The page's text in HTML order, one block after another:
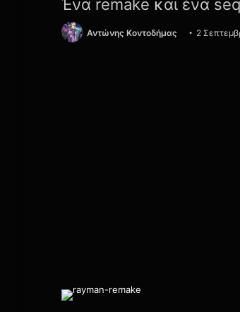
Ένα remake και ένα
Αντώνης Κοντοδήμας 2